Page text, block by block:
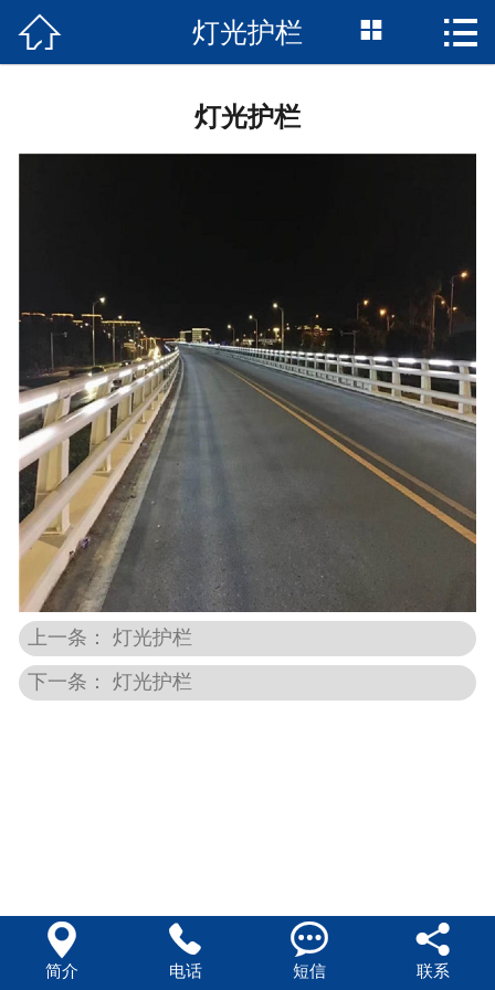
网站首页
工程案例
销售网络
联系我们
 灯光护栏  
灯光护栏
上一条： 灯光护栏
下一条： 灯光护栏

简介

电话

短信

联系